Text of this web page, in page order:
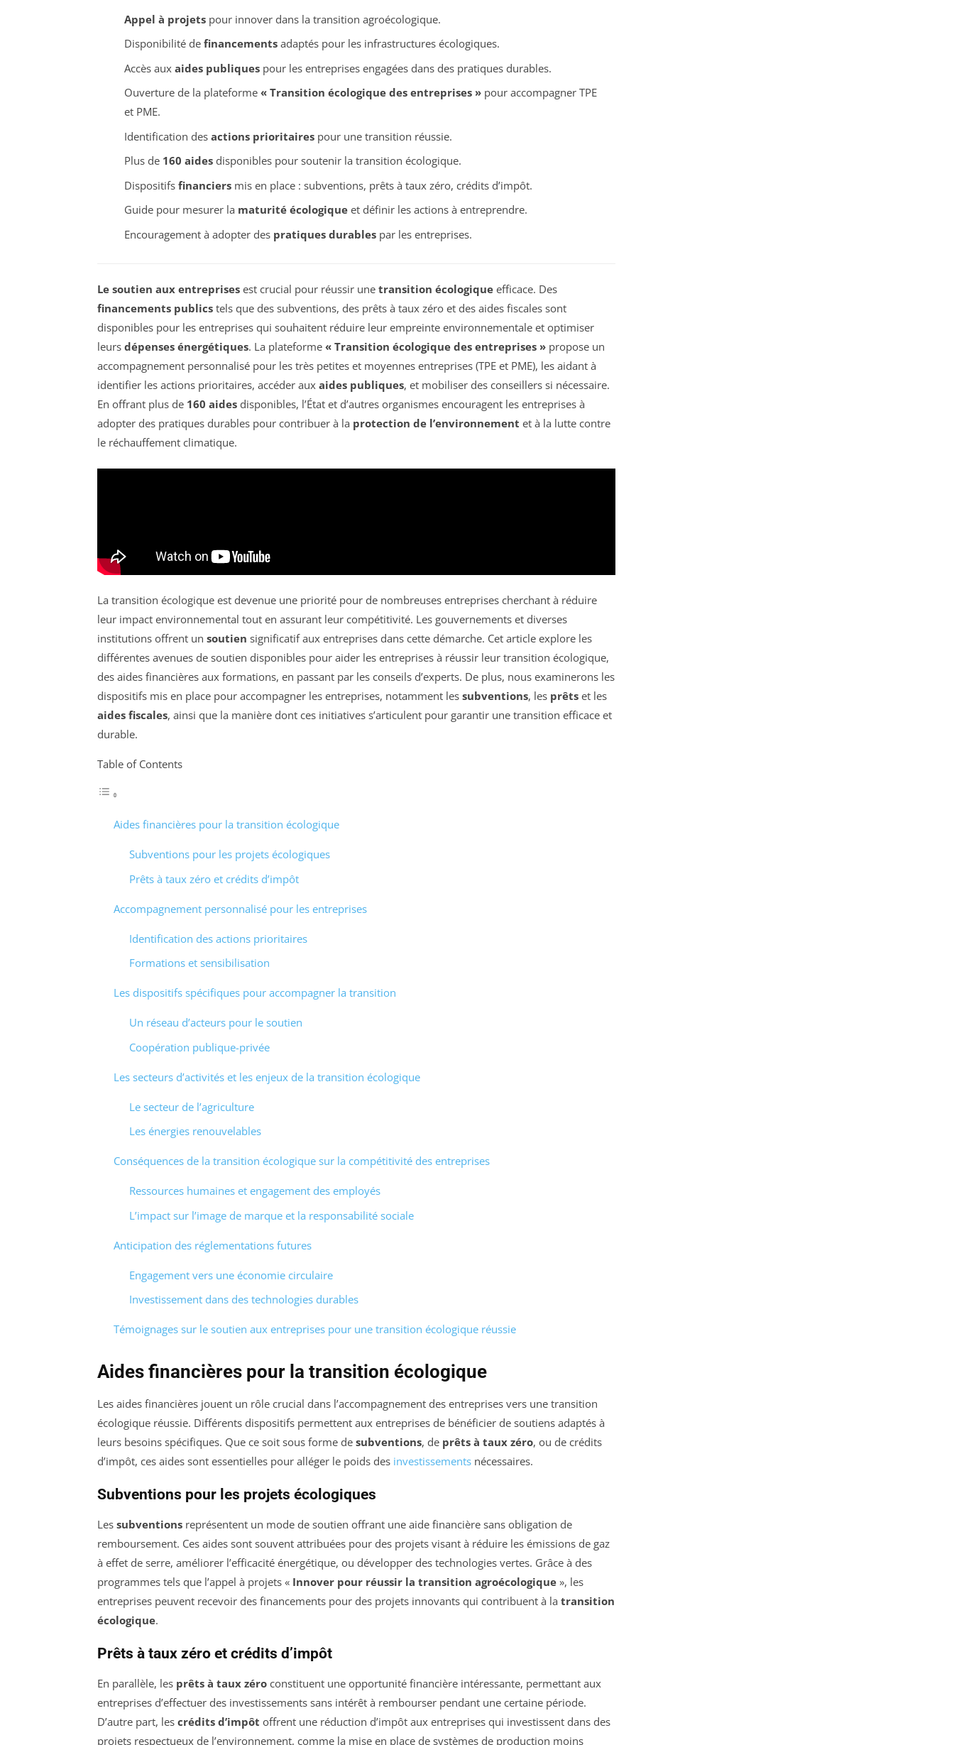
Appel à projetspour innover dans la transition agroécologique.
Disponibilité de financementsadaptés pour les infrastructures écologiques.
Accès aux aides publiquespour les entreprises engagées dans des pratiques durables.
Ouverture de la plateforme « Transition écologique des entreprises »pour accompagner TPE
et PME.
Identification des actions prioritairespour une transition réussie.
Plus de 160 aidesdisponibles pour soutenir la transition écologique.
Dispositifs financiersmis en place : subventions, prêts à taux zéro, crédits d’impôt.
Guide pour mesurer la maturité écologiqueet définir les actions à entreprendre.
Encouragement à adopter des pratiques durablespar les entreprises.
Le soutien aux entreprises est crucial pour réussir une transition écologique efficace. Des
financements publics tels que des subventions, des prêts à taux zéro et des aides fiscales sont
disponibles pour les entreprises qui souhaitent réduire leur empreinte environnementale et optimiser
leurs dépenses énergétiques. La plateforme « Transition écologique des entreprises » propose un
accompagnement personnalisé pour les très petites et moyennes entreprises (TPE et PME), les aidant à
identifier les actions prioritaires, accéder aux aides publiques, et mobiliser des conseillers si nécessaire.
En offrant plus de 160 aides disponibles, l’État et d’autres organismes encouragent les entreprises à
adopter des pratiques durables pour contribuer à la protection de l’environnement et à la lutte contre
le réchauffement climatique.
La transition écologique est devenue une priorité pour de nombreuses entreprises cherchant à réduire
leur impact environnemental tout en assurant leur compétitivité. Les gouvernements et diverses
institutions offrent un soutien significatif aux entreprises dans cette démarche. Cet article explore les
différentes avenues de soutien disponibles pour aider les entreprises à réussir leur transition écologique,
des aides financières aux formations, en passant par les conseils d’experts. De plus, nous examinerons les
dispositifs mis en place pour accompagner les entreprises, notamment les subventions, les prêts et les
aides fiscales, ainsi que la manière dont ces initiatives s’articulent pour garantir une transition efficace et
durable.
Table of Contents
Aides financières pour la transition écologique
Subventions pour les projets écologiques
Prêts à taux zéro et crédits d’impôt
Accompagnement personnalisé pour les entreprises
Identification des actions prioritaires
Formations et sensibilisation
Les dispositifs spécifiques pour accompagner la transition
Un réseau d’acteurs pour le soutien
Coopération publique-privée
Les secteurs d’activités et les enjeux de la transition écologique
Le secteur de l’agriculture
Les énergies renouvelables
Conséquences de la transition écologique sur la compétitivité des entreprises
Ressources humaines et engagement des employés
L’impact sur l’image de marque et la responsabilité sociale
Anticipation des réglementations futures
Engagement vers une économie circulaire
Investissement dans des technologies durables
Témoignages sur le soutien aux entreprises pour une transition écologique réussie
Aides financières pour la transition écologique
Les aides financières jouent un rôle crucial dans l’accompagnement des entreprises vers une transition
écologique réussie. Différents dispositifs permettent aux entreprises de bénéficier de soutiens adaptés à
leurs besoins spécifiques. Que ce soit sous forme de subventions, de prêts à taux zéro, ou de crédits
d’impôt, ces aides sont essentielles pour alléger le poids des investissements nécessaires.
Subventions pour les projets écologiques
Les subventions représentent un mode de soutien offrant une aide financière sans obligation de
remboursement. Ces aides sont souvent attribuées pour des projets visant à réduire les émissions de gaz
à effet de serre, améliorer l’efficacité énergétique, ou développer des technologies vertes. Grâce à des
programmes tels que l’appel à projets « Innover pour réussir la transition agroécologique », les
entreprises peuvent recevoir des financements pour des projets innovants qui contribuent à la transition
écologique.
Prêts à taux zéro et crédits d’impôt
En parallèle, les prêts à taux zéro constituent une opportunité financière intéressante, permettant aux
entreprises d’effectuer des investissements sans intérêt à rembourser pendant une certaine période.
D’autre part, les crédits d’impôt offrent une réduction d’impôt aux entreprises qui investissent dans des
projets respectueux de l’environnement, comme la mise en place de systèmes de production moins